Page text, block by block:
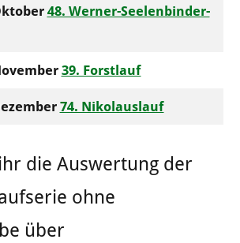
48. Werner-Seelenbinder-
39. Forstlauf
74. Nikolauslauf
die Auswertung der
ohne
über